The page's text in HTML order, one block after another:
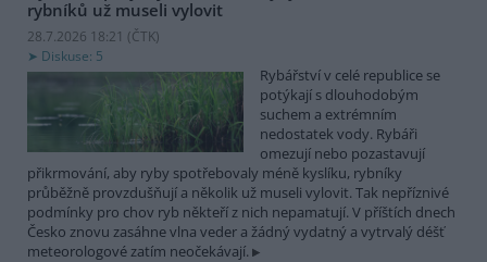
rybníků už museli vylovit
28.7.2026 18:21 (ČTK)
Diskuse: 5
Rybářství v celé republice se
potýkají s dlouhodobým
suchem a extrémním
nedostatek vody. Rybáři
omezují nebo pozastavují
přikrmování, aby ryby spotřebovaly méně kyslíku, rybníky
průběžně provzdušňují a několik už museli vylovit. Tak nepříznivé
podmínky pro chov ryb někteří z nich nepamatují. V příštích dnech
Česko znovu zasáhne vlna veder a žádný vydatný a vytrvalý déšť
meteorologové zatím neočekávají.